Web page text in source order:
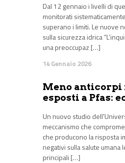
Dal 12 gennaio i livelli di
monitorati
superano i limiti. Le nuove
sulla sicurezza idrica
una preoccupaz […]
14 Gennaio 2026
Meno anticorpi
esposti a Pfas:
Un nuovo studio
meccanismo che
che producono la risposta
negativi sulla salute umana
principali […]